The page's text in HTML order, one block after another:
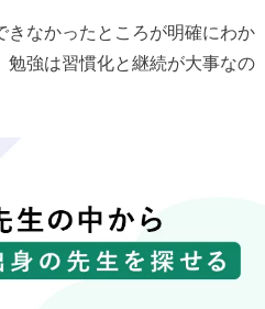
きなかったところが明確にわか
勉強は習慣化と継続が大事なの